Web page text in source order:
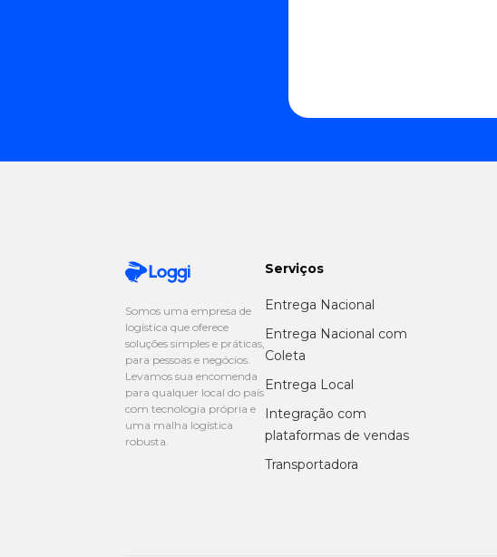
Somos uma empresa de
logística que oferece
soluções simples e práticas,
para pessoas e negócios.
Levamos sua encomenda
para qualquer local do país
com tecnologia própria e
uma malha logística
robusta.
Serviços
Entrega Nacional
Entrega Nacional com
Coleta
Entrega Local
Integração com
plataformas de vendas
Transportadora